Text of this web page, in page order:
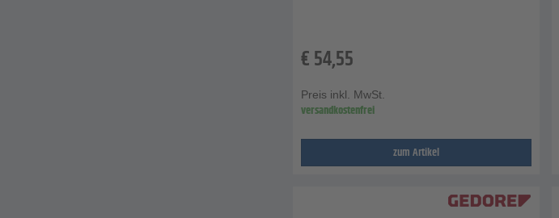
€54,55
Preis inkl. MwSt.
versandkostenfrei
zum Artikel